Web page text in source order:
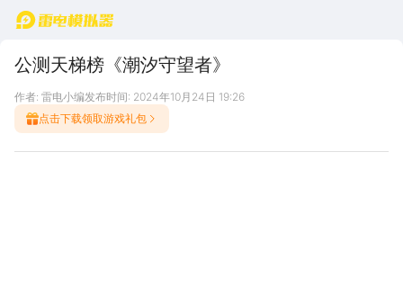
首页
公测天梯榜《潮汐守望者》
作者: 雷电小编发布时间: 2024年10月24日 19:26
点击下载领取游戏礼包